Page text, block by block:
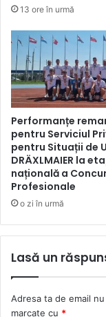
13 ore în urmă
Performanțe
pentru Serviciul
pentru Situații de
DRÄXLMAIER la
națională a
Profesionale
o zi în urmă
Lasă un
Adresa ta de email
marcate cu *